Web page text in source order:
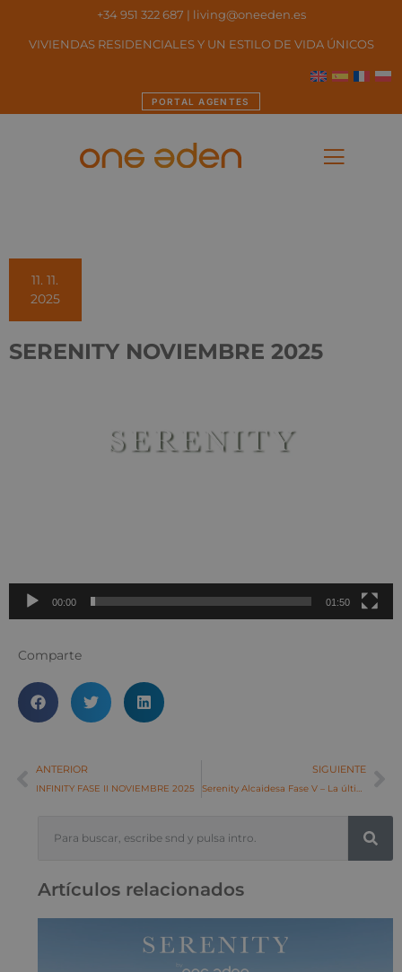
+34 951 322 687 | living@oneeden.es
VIVIENDAS RESIDENCIALES Y UN ESTILO DE VIDA ÚNICOS
PORTAL AGENTES
11. 11.
2025
SERENITY NOVIEMBRE 2025
00:00 01:50
Comparte
ANTERIOR
INFINITY FASE II NOVIEMBRE 2025
SIGUIENTE
Artículos relacionados